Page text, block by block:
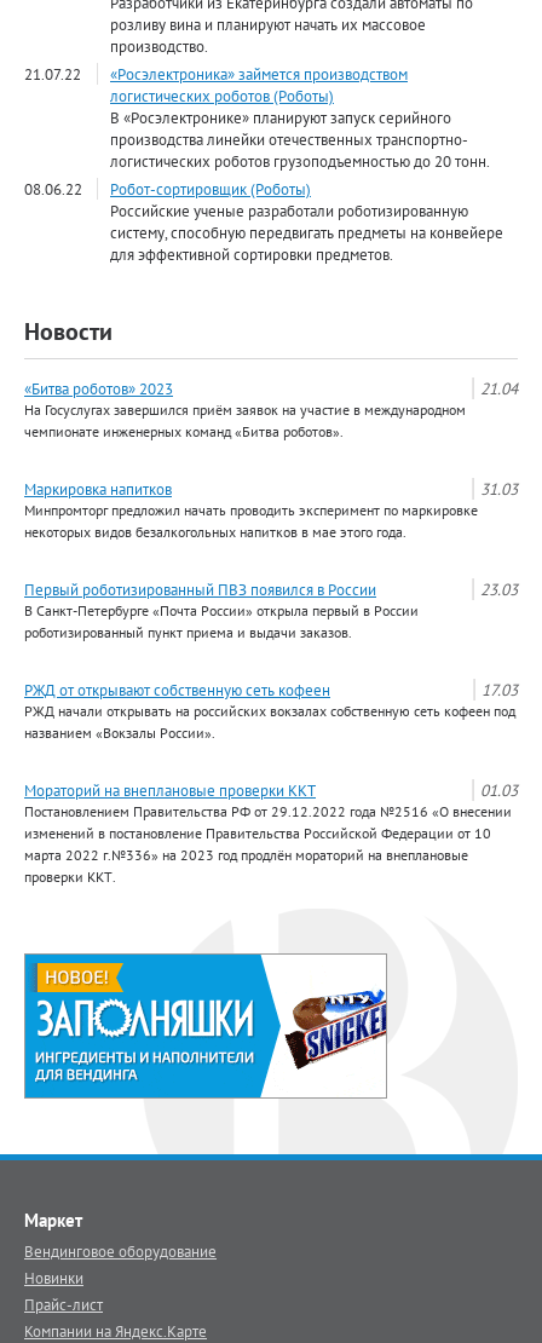
розливу вина и планируют начать их массовое
производство.
21.07.22
«Росэлектроника» займется производством
логистических роботов (Роботы)
В «Росэлектронике» планируют запуск серийного
производства линейки отечественных транспортно-
логистических роботов грузоподъемностью до 20 тонн.
08.06.22
Робот-сортировщик (Роботы)
Российские ученые разработали роботизированную
систему, способную передвигать предметы на конвейере
для эффективной сортировки предметов.
Новости
21.04
«Битва роботов» 2023
На Госуслугах завершился приём заявок на участие в международном
чемпионате инженерных команд «Битва роботов».
31.03
Маркировка напитков
Минпромторг предложил начать проводить эксперимент по маркировке
некоторых видов безалкогольных напитков в мае этого года.
23.03
Первый роботизированный ПВЗ появился в России
В Санкт-Петербурге «Почта России» открыла первый в России
роботизированный пункт приема и выдачи заказов.
17.03
РЖД от открывают собственную сеть кофеен
РЖД начали открывать на российских вокзалах собственную сеть кофеен под
названием «Вокзалы России».
01.03
Мораторий на внеплановые проверки ККТ
Постановлением Правительства РФ от 29.12.2022 года №2516 «О внесении
изменений в постановление Правительства Российской Федерации от 10
марта 2022 г.№336» на 2023 год продлён мораторий на внеплановые
проверки ККТ.
Маркет
Вендинговое оборудование
Новинки
Прайс-лист
Компании на Яндекс.Карте